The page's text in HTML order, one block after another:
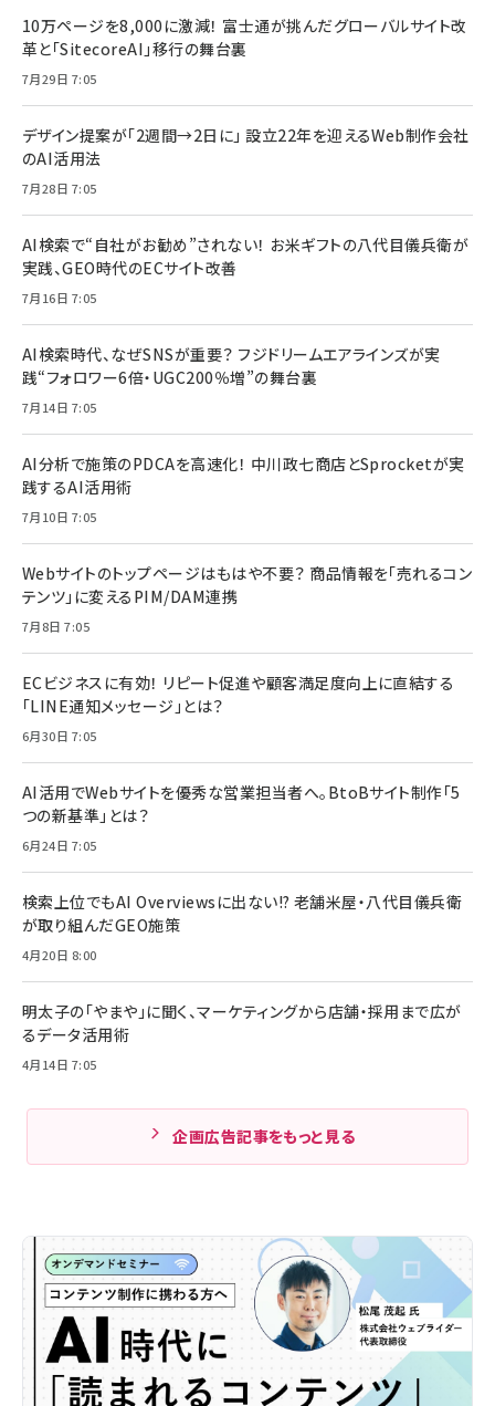
10万ページを8,000に激減！ 富士通が挑んだグローバルサイト改
革と「SitecoreAI」移行の舞台裏
7月29日 7:05
デザイン提案が「2週間→2日に」 設立22年を迎えるWeb制作会社
のAI活用法
7月28日 7:05
AI検索で“自社がお勧め”されない！ お米ギフトの八代目儀兵衛が
実践、GEO時代のECサイト改善
7月16日 7:05
AI検索時代、なぜSNSが重要？ フジドリームエアラインズが実
践“フォロワー6倍・UGC200％増”の舞台裏
7月14日 7:05
AI分析で施策のPDCAを高速化！ 中川政七商店とSprocketが実
践するAI活用術
7月10日 7:05
Webサイトのトップページはもはや不要？ 商品情報を「売れるコン
テンツ」に変えるPIM/DAM連携
7月8日 7:05
ECビジネスに有効！ リピート促進や顧客満足度向上に直結する
「LINE通知メッセージ」とは？
6月30日 7:05
AI活用でWebサイトを優秀な営業担当者へ。BtoBサイト制作「5
つの新基準」とは？
6月24日 7:05
検索上位でもAI Overviewsに出ない!? 老舗米屋・八代目儀兵衛
が取り組んだGEO施策
4月20日 8:00
明太子の「やまや」に聞く、マーケティングから店舗・採用まで広が
るデータ活用術
4月14日 7:05
企画広告記事をもっと見る